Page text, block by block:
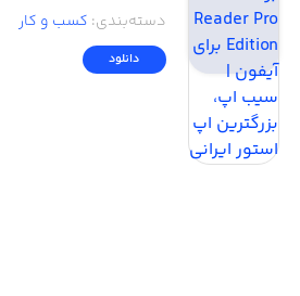
دسته‌بندی: کسب‌ و ‌کار
دانلود